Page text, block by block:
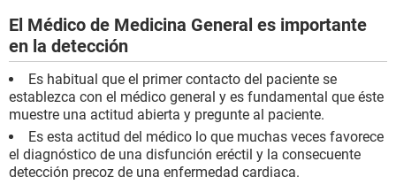
El Médico de Medicina General es importante
en la detección
Es habitual que el primer contacto del paciente se
establezca con el médico general y es fundamental que éste
muestre una actitud abierta y pregunte al paciente.
Es esta actitud del médico lo que muchas veces favorece
el diagnóstico de una disfunción eréctil y la consecuente
detección precoz de una enfermedad cardiaca.